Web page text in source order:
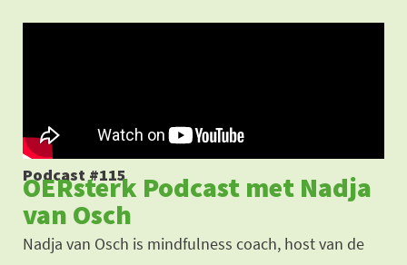
Podcast #115
OERsterk Podcast met Nadja
van Osch
Nadja van Osch is mindfulness coach, host van de